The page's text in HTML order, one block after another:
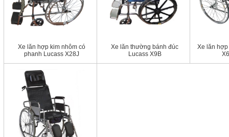
Xe lăn hợp kim nhôm có
phanh Lucass X28J
Xe lăn thường bánh đúc
Lucass X9B
Xe lăn